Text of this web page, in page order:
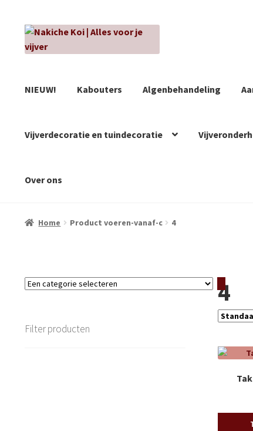
Ga
door
Ga
naar
NIEUW! Kabouters Algenbehandeling
Vijverdecoratie en tuindecoratie
Over ons
Home Product voeren-vanaf-c 4
Een
Filter producten
4